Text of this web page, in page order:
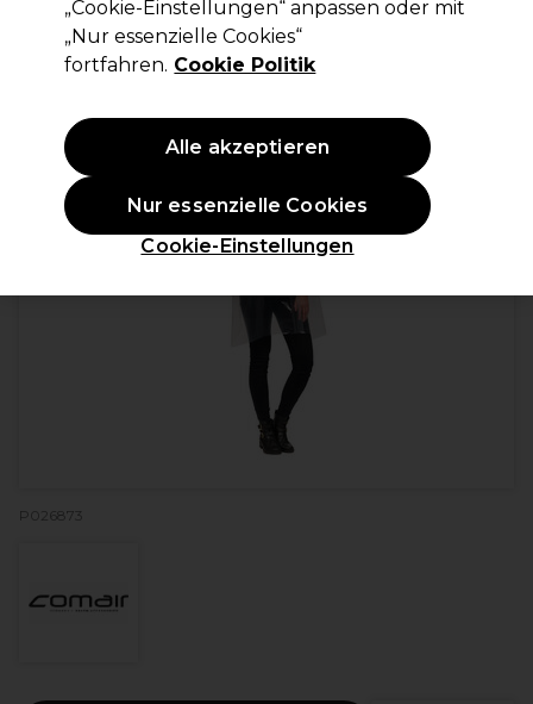
17,95 €ohne MwSt.(PROFI-PREIS)
21,36 €inkl. MwSt.)
P026873
„Cookie-Einstellungen“ anpassen oder mit
„Nur essenzielle Cookies“
fortfahren. Cookie Politik
Cookie-Einstellungen
Nur essenzielle Cookies
Alle akzeptieren